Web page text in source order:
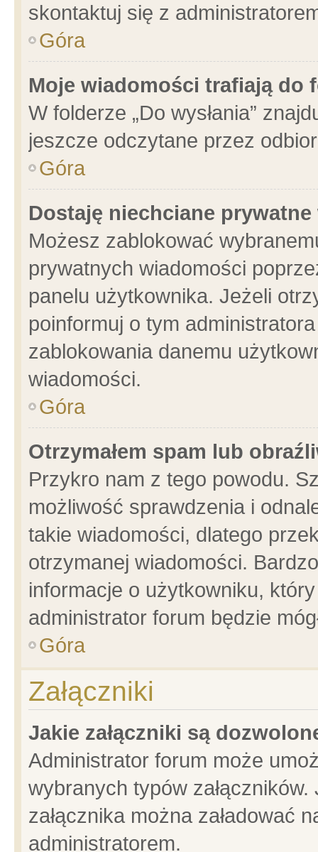
skontaktuj się z
Góra
Moje wiadomości trafiają do
W folderze „Do wysłania”
jeszcze odczytane przez
Góra
Dostaję niechciane
Możesz zablokować
prywatnych wiadomości
panelu użytkownika. Jeżeli
poinformuj o tym
zablokowania danemu
wiadomości.
Góra
Otrzymałem spam lub
Przykro nam z tego powodu.
możliwość sprawdzenia i
takie wiadomości, dlatego
otrzymanej wiadomości.
informacje o użytkowniku,
administrator forum będzie
Góra
Załączniki
Jakie załączniki są
Administrator forum może
wybranych typów
załącznika można załadować
administratorem.